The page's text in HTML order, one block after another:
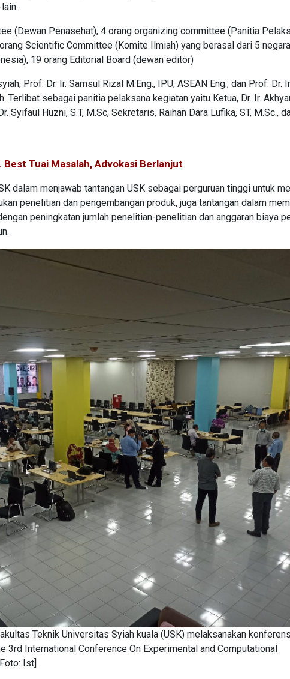
(Dewan Penasehat), 4 orang organizing committee (Panitia
Scientific Committee (Komite Ilmiah) yang berasal dari 5 negara
19 orang Editorial Board (dewan editor)
Prof. Dr. Ir. Samsul Rizal M.Eng., IPU, ASEAN Eng., dan Prof. Dr.
Terlibat sebagai panitia pelaksana kegiatan yaitu Ketua, Dr. Ir.
Syifaul Huzni, S.T, M.Sc, Sekretaris, Raihan Dara Lufika, ST, M.Sc.,
Best Tuai Masalah, Advokasi Berlanjut
dalam menjawab tantangan USK sebagai perguruan tinggi untuk
penelitian dan pengembangan produk, juga tantangan dalam
peningkatan jumlah penelitian-penelitian dan anggaran biaya
Teknik Universitas Syiah kuala (USK) melaksanakan
3rd International Conference On Experimental and Computational
Ist]